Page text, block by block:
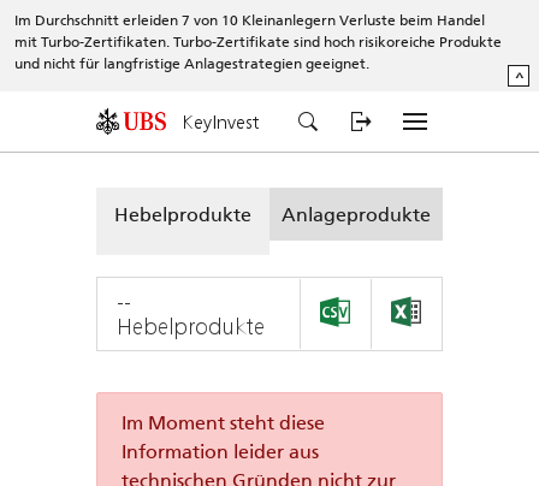
Im Durchschnitt erleiden 7 von 10 Kleinanlegern Verluste beim Handel
mit Turbo-Zertifikaten. Turbo-Zertifikate sind hoch risikoreiche Produkte
und nicht für langfristige Anlagestrategien geeignet.
^
KeyInvest
Hebelprodukte Anlageprodukte
--
Hebelprodukte
Im Moment steht diese
Information leider aus
technischen Gründen nicht zur